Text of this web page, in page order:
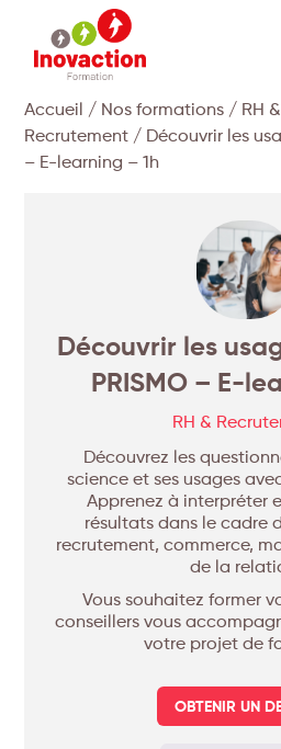
Accueil / Nos formations / RH &
Recrutement / Découvrir les
– E-learning – 1h
Découvrir les
PRISMO – E-
RH &
Découvrez les
science et ses usages
Apprenez à interpréter
résultats dans le cadre
recrutement, commerce,
de la
Vous souhaitez former
conseillers vous
votre projet de
OBTENIR UN